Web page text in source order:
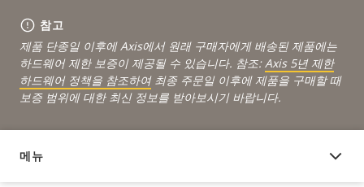
참고
제품 단종일 이후에 Axis에서 원래 구매자에게 배송된 제품에는
하드웨어 제한 보증이 제공될 수 있습니다. 참조: Axis 5년 제한
하드웨어 정책을 참조하여최종 주문일 이후에 제품을 구매할 때
보증 범위에 대한 최신 정보를 받아보시기 바랍니다.
메뉴
장치 소프트웨어